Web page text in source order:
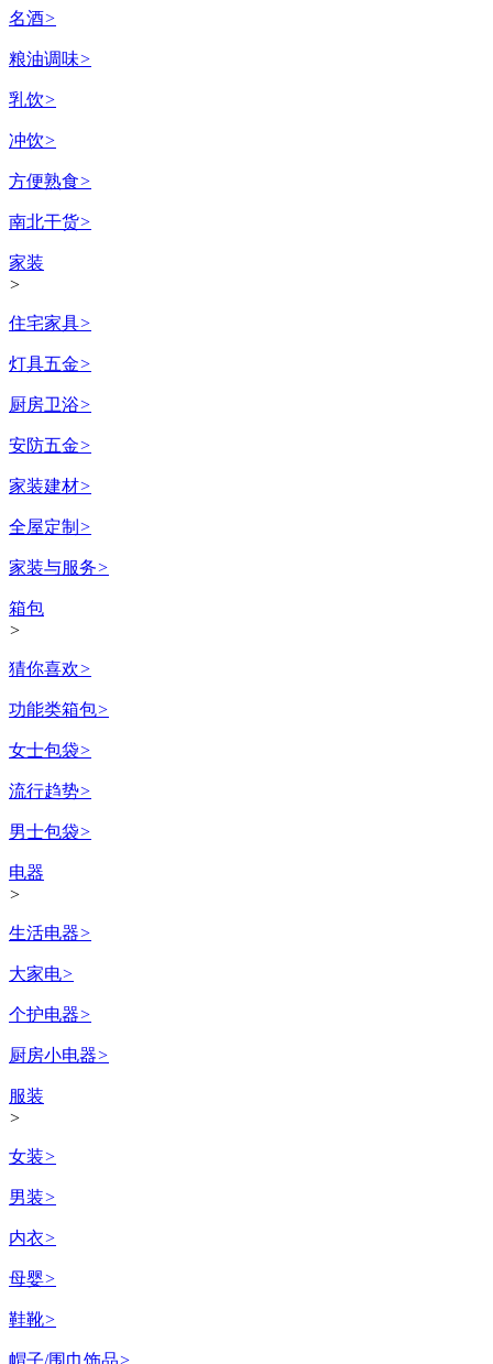
名酒>
粮油调味>
乳饮>
冲饮>
方便熟食>
南北干货>
家装
>
住宅家具>
灯具五金>
厨房卫浴>
安防五金>
家装建材>
全屋定制 >
家装与服务>
箱包
>
猜你喜欢>
功能类箱包>
女士包袋>
流行趋势>
男士包袋>
电器
>
生活电器>
大家电>
个护电器>
厨房小电器>
服装
>
女装>
男装>
内衣>
母婴>
鞋靴>
帽子/围巾饰品>